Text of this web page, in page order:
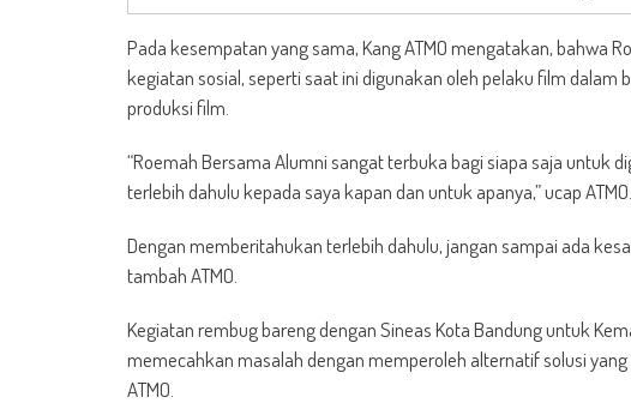
Pada kesempatan yang sama, Kang ATMO mengatakan, bahwa
kegiatan sosial, seperti saat ini digunakan oleh pelaku film
produksi film.
“Roemah Bersama Alumni sangat terbuka bagi siapa saja untuk
terlebih dahulu kepada saya kapan dan untuk apanya,” ucap ATMO..
Dengan memberitahukan terlebih dahulu, jangan sampai ada
tambah ATMO.
Kegiatan rembug bareng dengan Sineas Kota Bandung untuk
memecahkan masalah dengan memperoleh alternatif solusi
ATMO.